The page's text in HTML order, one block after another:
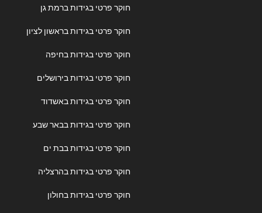
חוקר פרטי בגידות ברמת גן
חוקר פרטי בגידות בראשון לציון
חוקר פרטי בגידות בחיפה
חוקר פרטי בגידות בירושלים
חוקר פרטי בגידות באשדוד
חוקר פרטי בגידות בבאר שבע
חוקר פרטי בגידות בבת ים
חוקר פרטי בגידות בהרצליה
חוקר פרטי בגידות בחולון